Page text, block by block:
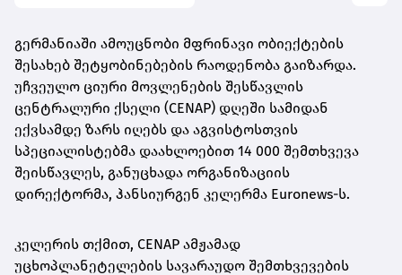
გერმანიაში ამოუცნობი მფრინავი ობიექტების
შესახებ შეტყობინებების რაოდენობა გაიზარდა.
უჩვეულო ციური მოვლენების შესწავლის
ცენტრალური ქსელი (CENAP) დღეში სამიდან
ექვსამდე ზარს იღებს და აგვისტოსთვის
სპეციალისტებმა დაახლოებით 14 000 შემთხვევა
შეისწავლეს, განუცხადა ორგანიზაციის
დირექტორმა, ჰანსიურგენ კელერმა Euronews-ს.
კელერის თქმით, CENAP ამჟამად
უცხოპლანეტელების სავარაუდო შემთხვევების